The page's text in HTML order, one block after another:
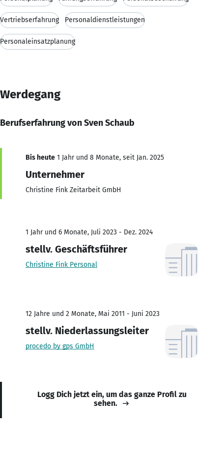
Vertriebserfahrung Personaldienstleistungen
Personaleinsatzplanung
Werdegang
Berufserfahrung von Sven Schaub
Bis heute 1 Jahr und 8 Monate, seit Jan. 2025
Unternehmer
Christine Fink Zeitarbeit GmbH
1 Jahr und 6 Monate, Juli 2023 - Dez. 2024
stellv. Geschäftsführer
Christine Fink Personal
12 Jahre und 2 Monate, Mai 2011 - Juni 2023
stellv. Niederlassungsleiter
procedo by gps GmbH
Logg Dich jetzt ein, um das ganze Profil zu
sehen.